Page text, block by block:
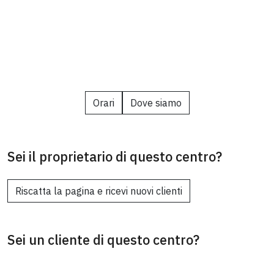
Orari Dove siamo
Sei il proprietario di questo centro?
Riscatta la pagina e ricevi nuovi clienti
Sei un cliente di questo centro?